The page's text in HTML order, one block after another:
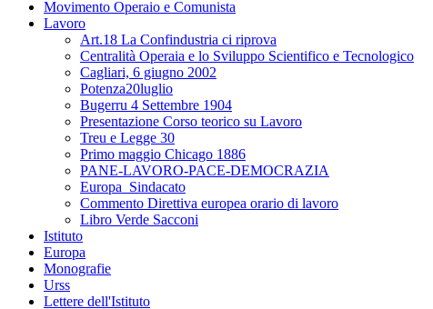
Movimento Operaio e Comunista
Lavoro
Art.18 La Confindustria ci riprova
Centralità Operaia e lo Sviluppo Scientifico e Tecnologico
Cagliari, 6 giugno 2002
Potenza20luglio
Bugerru 4 Settembre 1904
Presentazione Corso teorico su Lavoro
Treu e Legge 30
Primo maggio Chicago 1886
PANE-LAVORO-PACE-DEMOCRAZIA
Europa_Sindacato
Commento Direttiva europea orario di lavoro
Libro Verde Sacconi
Istituto
Europa
Monografie
Urss
Lettere dell'Istituto